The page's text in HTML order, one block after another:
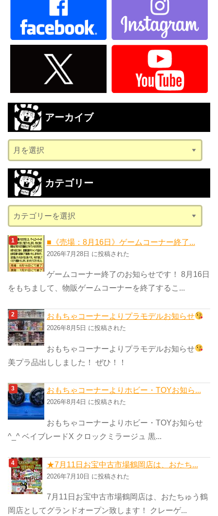
アーカイブ
ー
カ
ブ
カテゴリー
テ
ゴ
リ
ー
■《売場：8月16日》ゲームコーナー終了...
2026年7月28日 に投稿された
ゲームコーナー終了のお知らせです！ 8月16日
をもちまして、物販ゲームコーナーを終了するこ...
おもちゃコーナーよりプラモデルお知らせ
2026年8月5日 に投稿された
おもちゃコーナーよりプラモデルお知らせ
美プラ品出ししました！ ぜひ！！
おもちゃコーナーよりホビー・TOYお知ら...
2026年8月4日 に投稿された
おもちゃコーナーよりホビー・TOYお知らせ
^_^ ベイブレードX クロックミラージュ 黒...
★7月11日お宝中古市場鶴岡店は、おたち...
2026年7月10日 に投稿された
7月11日お宝中古市場鶴岡店は、おたちゅう鶴
岡店としてグランドオープン致します！ クレーゲ...